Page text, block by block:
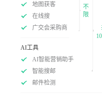
地图获客
在线搜
广交会采购商
不
限
AI工具
AI智能营销助手
智能搜邮
邮件检测